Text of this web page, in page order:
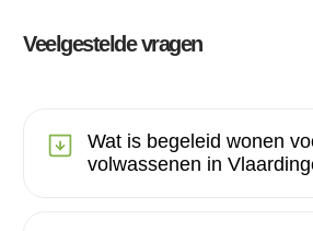
Veelgestelde vragen
Wat is begeleid wonen
volwassenen in